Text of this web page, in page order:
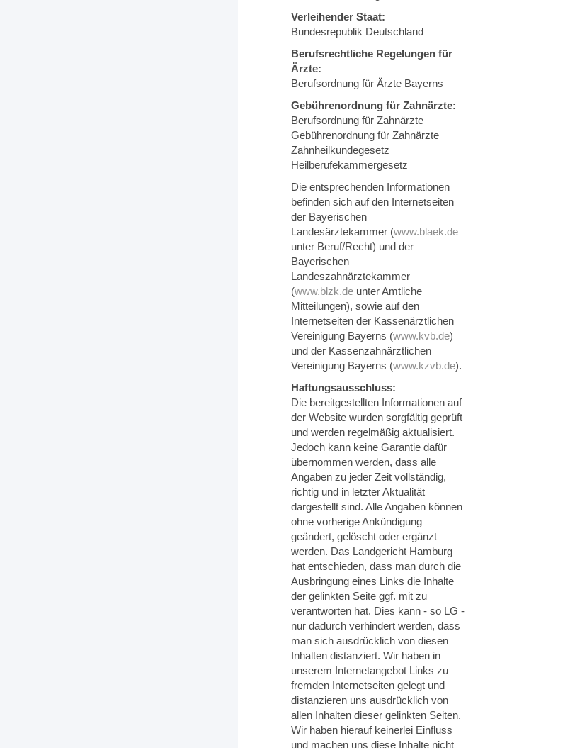
Verleihender Staat:
Bundesrepublik Deutschland
Berufsrechtliche Regelungen für
Ärzte:
Berufsordnung für Ärzte Bayerns
Gebührenordnung für Zahnärzte:
Berufsordnung für Zahnärzte
Gebührenordnung für Zahnärzte
Zahnheilkundegesetz
Heilberufekammergesetz
Die entsprechenden Informationen
befinden sich auf den Internetseiten
der Bayerischen
Landesärztekammer (www.blaek.de
unter Beruf/Recht) und der
Bayerischen
Landeszahnärztekammer
(www.blzk.de unter Amtliche
Mitteilungen), sowie auf den
Internetseiten der Kassenärztlichen
Vereinigung Bayerns (www.kvb.de)
und der Kassenzahnärztlichen
Vereinigung Bayerns (www.kzvb.de).
Haftungsausschluss:
Die bereitgestellten Informationen auf
der Website wurden sorgfältig geprüft
und werden regelmäßig aktualisiert.
Jedoch kann keine Garantie dafür
übernommen werden, dass alle
Angaben zu jeder Zeit vollständig,
richtig und in letzter Aktualität
dargestellt sind. Alle Angaben können
ohne vorherige Ankündigung
geändert, gelöscht oder ergänzt
werden. Das Landgericht Hamburg
hat entschieden, dass man durch die
Ausbringung eines Links die Inhalte
der gelinkten Seite ggf. mit zu
verantworten hat. Dies kann - so LG -
nur dadurch verhindert werden, dass
man sich ausdrücklich von diesen
Inhalten distanziert. Wir haben in
unserem Internetangebot Links zu
fremden Internetseiten gelegt und
distanzieren uns ausdrücklich von
allen Inhalten dieser gelinkten Seiten.
Wir haben hierauf keinerlei Einfluss
und machen uns diese Inhalte nicht